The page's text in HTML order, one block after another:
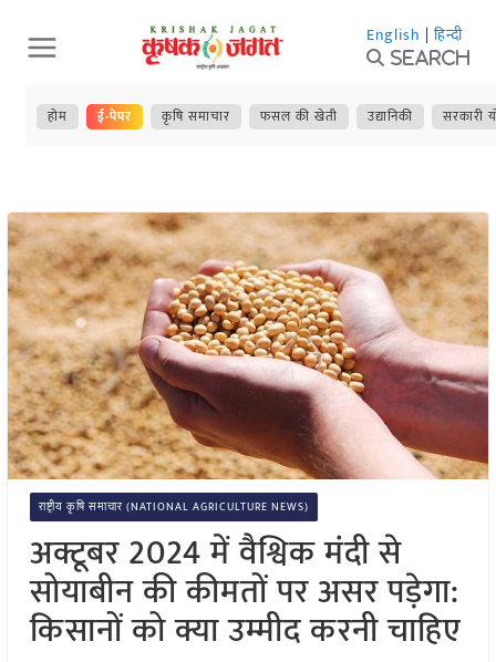
Skip
to
content
English | हिन्दी
Search
होम ई-पेपर कृषि समाचार फसल की खेती उद्यानिकी सरकारी
राष्ट्रीय कृषि समाचार (NATIONAL AGRICULTURE NEWS)
अक्टूबर 2024 में वैश्विक मंदी से
सोयाबीन की कीमतों पर असर पड़ेगा:
किसानों को क्या उम्मीद करनी चाहिए